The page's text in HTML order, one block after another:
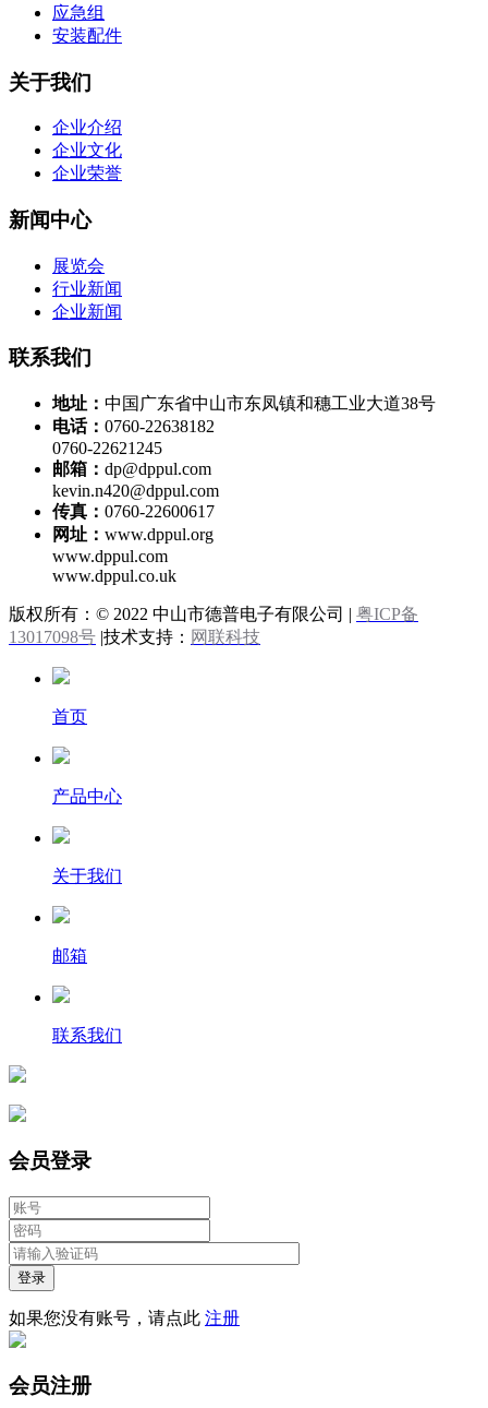
应急组
安装配件
关于我们
企业介绍
企业文化
企业荣誉
新闻中心
展览会
行业新闻
企业新闻
联系我们
地址： 中国广东省中山市东凤镇和穗工业大道38号
电话： 0760-22638182
0760-22621245
邮箱： dp@dppul.com
kevin.n420@dppul.com
传真： 0760-22600617
网址： www.dppul.org
www.dppul.com
www.dppul.co.uk
版权所有：© 2022 中山市德普电子有限公司 | 粤ICP备
13017098号 |技术支持： 网联科技
首页
产品中心
关于我们
邮箱
联系我们
会员登录
登录
如果您没有账号，请点此 注册
会员注册